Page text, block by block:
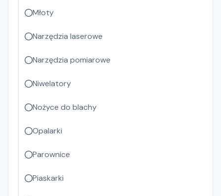
Młoty
Narzędzia laserowe
Narzędzia pomiarowe
Niwelatory
Nożyce do blachy
Opalarki
Parownice
Piaskarki